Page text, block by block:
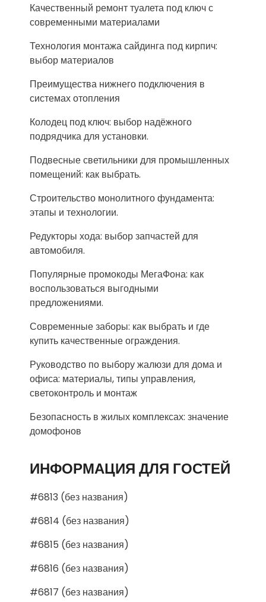
Качественный ремонт туалета под ключ с
современными материалами
Технология монтажа сайдинга под кирпич:
выбор материалов
Преимущества нижнего подключения в
системах отопления
Колодец под ключ: выбор надёжного
подрядчика для установки.
Подвесные светильники для промышленных
помещений: как выбрать.
Строительство монолитного фундамента:
этапы и технологии.
Редукторы хода: выбор запчастей для
автомобиля.
Популярные промокоды МегаФона: как
воспользоваться выгодными
предложениями.
Современные заборы: как выбрать и где
купить качественные ограждения.
Руководство по выбору жалюзи для дома и
офиса: материалы, типы управления,
светоконтроль и монтаж
Безопасность в жилых комплексах: значение
домофонов
ИНФОРМАЦИЯ ДЛЯ ГОСТЕЙ
#6813 (без названия)
#6814 (без названия)
#6815 (без названия)
#6816 (без названия)
#6817 (без названия)